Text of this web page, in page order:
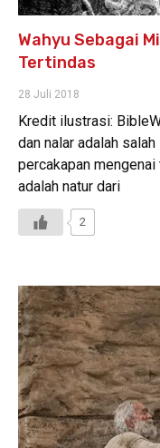
Wahyu Sebagai
Tertindas
28 Juli 2018
Kredit ilustrasi:
dan nalar adalah
percakapan
adalah natur dari
2